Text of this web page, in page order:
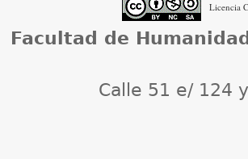
Licencia
Facultad de
Calle 51 e/ 124